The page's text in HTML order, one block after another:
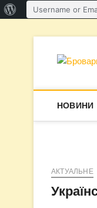
Имя
Пароль
содержимому
НОВИНИ
АКТУАЛЬНЕ